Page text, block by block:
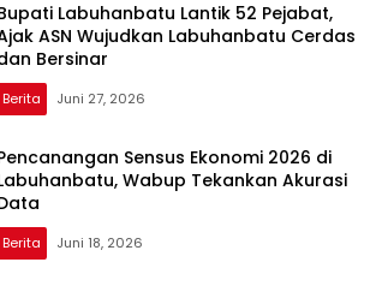
Labuhanbatu Lantik 52 Pejabat,
ASN Wujudkan Labuhanbatu Cerdas
Bersinar
Berita Juni 27, 2026
Sensus Ekonomi 2026 di
Wabup Tekankan Akurasi
Berita Juni 18, 2026